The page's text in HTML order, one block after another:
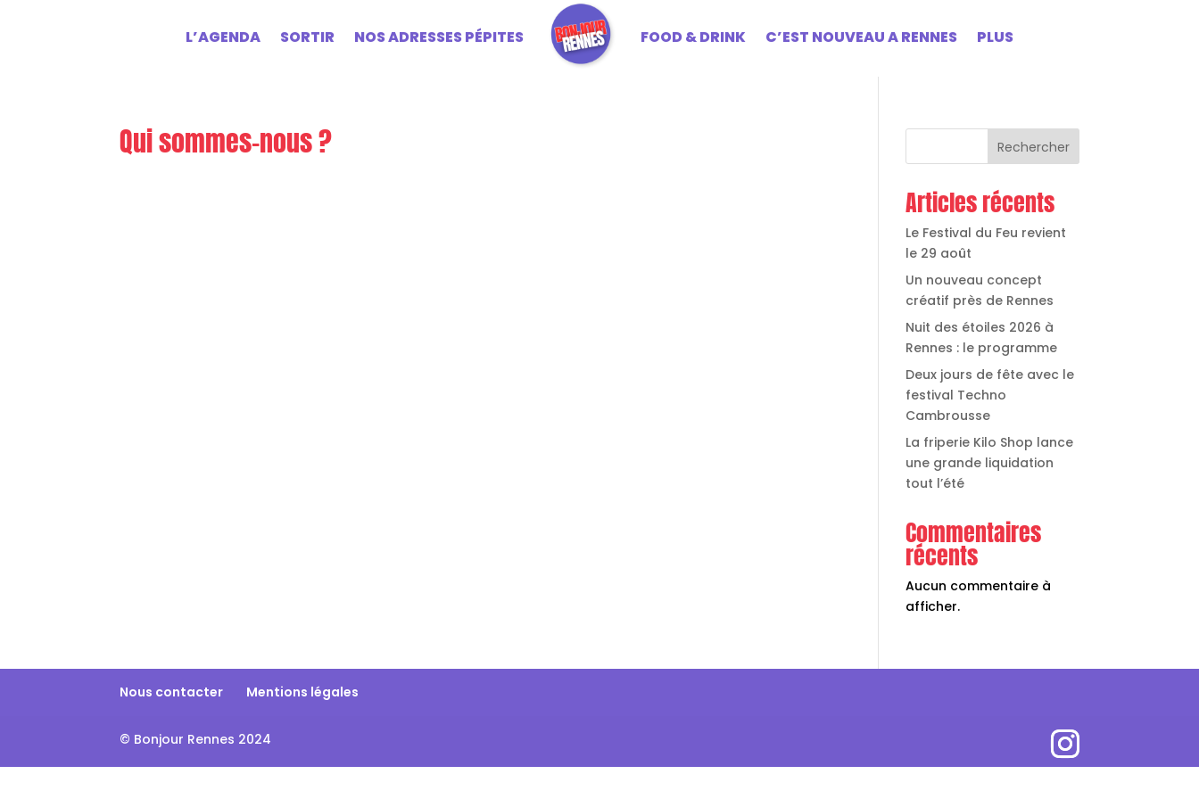
L’AGENDA SORTIR NOS ADRESSES PÉPITES FOOD & DRINK C’EST NOUVEAU A RENNES PLUS
Qui sommes-nous ? Rechercher
Articles récents
Le Festival du Feu revient
le 29 août
Un nouveau concept
créatif près de Rennes
Nuit des étoiles 2026 à
Rennes : le programme
Deux jours de fête avec le
festival Techno
Cambrousse
La friperie Kilo Shop lance
une grande liquidation
tout l’été
Commentaires
récents
Aucun commentaire à
afficher.
Nous contacter Mentions légales
© Bonjour Rennes 2024